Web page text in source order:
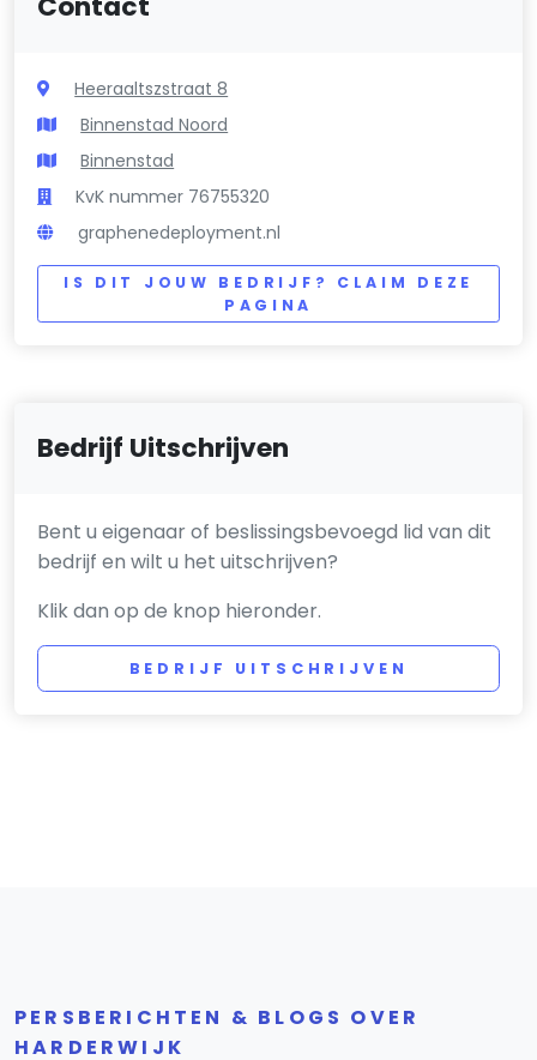
Heeraaltszstraat 8
Binnenstad Noord
Binnenstad
KvK nummer 76755320
graphenedeployment.nl
IS DIT JOUW BEDRIJF? CLAIM DEZE
PAGINA
Bedrijf Uitschrijven
Bent u eigenaar of beslissingsbevoegd lid van dit
bedrijf en wilt u het uitschrijven?
Klik dan op de knop hieronder.
BEDRIJF UITSCHRIJVEN
PERSBERICHTEN & BLOGS OVER
HARDERWIJK